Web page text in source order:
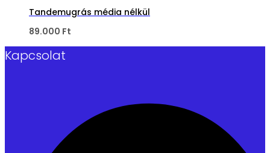
Tandemugrás média nélkül
89.000 Ft
Kapcsolat